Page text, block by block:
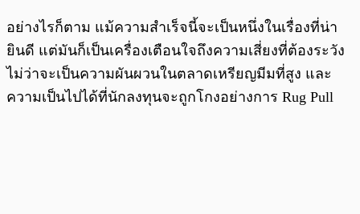
อย่างไรก็ตาม แม้ความสำเร็จนี้จะเป็นหนึ่งในเรื่องที่น่า
ยินดี แต่มันก็เป็นเครื่องเตือนใจถึงความเสี่ยงที่ต้องระวัง
ไม่ว่าจะเป็นความผันผวนในตลาดเหรียญมีมที่สูง และ
ความเป็นไปได้ที่นักลงทุนจะถูกโกงอย่างการ Rug Pull